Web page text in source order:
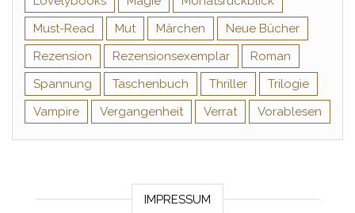
Must-Read
Mut Märchen
Neue Bücher
Rezension
Rezensionsexemplar
Roman
Spannung
Taschenbuch Thriller
Trilogie
Vampire
Vergangenheit Verrat Vorablesen
IMPRESSUM